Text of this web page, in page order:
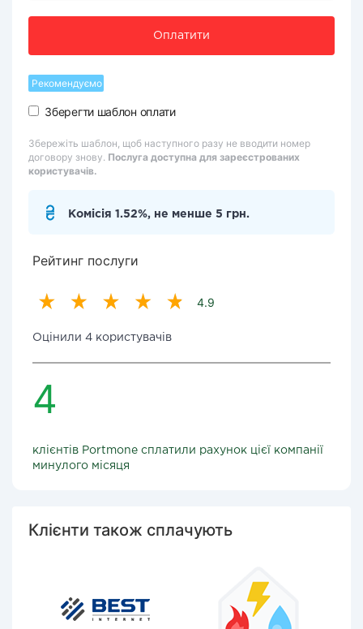
Оплатити
Рекомендуємо
Зберегти шаблон оплати
Збережіть шаблон, щоб наступного разу не вводити номер
договору знову. Послуга доступна для зареєстрованих
користувачів.
Комісія 1.52%, не менше 5 грн.
Рейтинг послуги
4.9
Оцінили 4 користувачів
4
клієнтів Portmone сплатили рахунок цієї компанії
минулого місяця
Клієнти також сплачують